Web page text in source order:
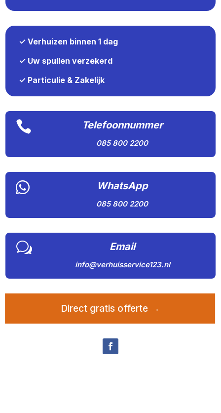
✓ Verhuizen binnen 1 dag
✓ Uw spullen verzekerd
✓ Particulie & Zakelijk
 Telefoonnummer
085 800 2200
 WhatsApp
085 800 2200
w Email
info@verhuisservice123.nl
Direct gratis offerte →